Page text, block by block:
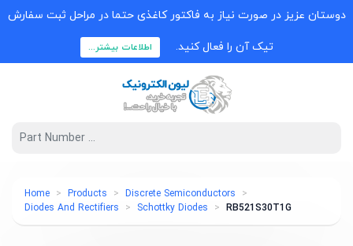
دوستان عزیز در صورت نیاز به فاکتور کاغذی حتما در مراحل ثبت سفارش
تیک آن را فعال کنید. اطلاعات بیشتر...
Home Products
Discrete Semiconductors
Diodes And Rectifiers
Schottky Diodes RB521S30T1G